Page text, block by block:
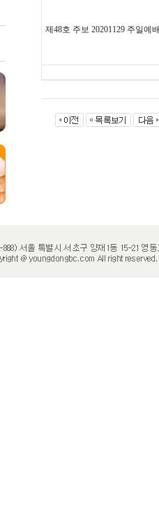
제 48호 주보 20201129 주일예